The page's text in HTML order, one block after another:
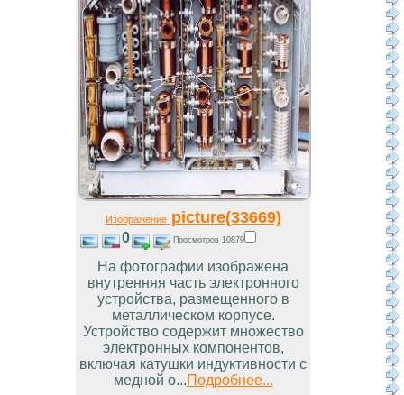
Изображениеpicture(33669)
0 Просмотров 10879
На фотографии изображена
внутренняя часть электронного
устройства, размещенного в
металлическом корпусе.
Устройство содержит множество
электронных компонентов,
включая катушки индуктивности с
медной о...Подробнее...